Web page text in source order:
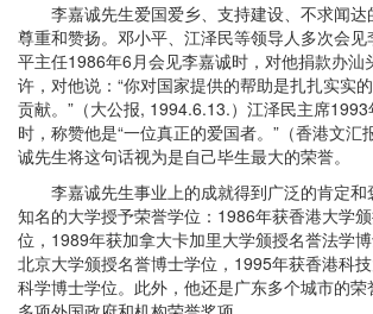
李嘉诚先生爱国爱乡、支持建设、不求闻达
尊重和赞扬。邓小平、江泽民等领导人多次会
平主任1986年6月会见李嘉诚时，对他捐款办汕
许，对他说：“你对国家提供的帮助是扎扎实实
贡献。”（大公报, 1994.6.13.）江泽民主席
时，称赞他是“一位真正的爱国者。”（香港文
诚先生将这句话视为是自己毕生最大的荣誉。
李嘉诚先生事业上的成就得到广泛的肯定和
知名的大学授予荣誉学位：1986年获香港大学
位，1989年获加拿大卡加里大学颁授名誉法学
北京大学颁授名誉博士学位，1995年获香港科
科学博士学位。此外，他还是广东多个城市的